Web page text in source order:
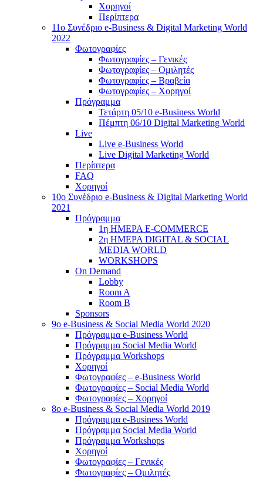
Χορηγοί
Περίπτερα
11ο Συνέδριο e-Business & Digital Marketing World
2022
Φωτογραφίες
Φωτογραφίες – Γενικές
Φωτογραφίες – Ομιλητές
Φωτογραφίες – Βραβεία
Φωτογραφίες – Χορηγοί
Πρόγραμμα
Τετάρτη 05/10 e-Business World
Πέμπτη 06/10 Digital Marketing World
Live
Live e-Business World
Live Digital Marketing World
Περίπτερα
FAQ
Χορηγοί
10o Συνέδριο e-Business & Digital Marketing World
2021
Πρόγραμμα
1η ΗΜΕΡΑ E-COMMERCE
2η ΗΜΕΡΑ DIGITAL & SOCIAL
MEDIA WORLD
WORKSHOPS
On Demand
Lobby
Room A
Room B
Sponsors
9o e-Business & Social Media World 2020
Πρόγραμμα e-Business World
Πρόγραμμα Social Media World
Πρόγραμμα Workshops
Χορηγοί
Φωτογραφίες – e-Business World
Φωτογραφίες – Social Media World
Φωτογραφίες – Χορηγοί
8o e-Business & Social Media World 2019
Πρόγραμμα e-Business World
Πρόγραμμα Social Media World
Πρόγραμμα Workshops
Χορηγοί
Φωτογραφίες – Γενικές
Φωτογραφίες – Ομιλητές